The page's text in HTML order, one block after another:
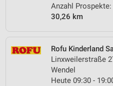
Anzahl Prospekte:
30,26 km
Rofu Kinderland
Linxweilerstraße
Wendel
Heute 09:30 -